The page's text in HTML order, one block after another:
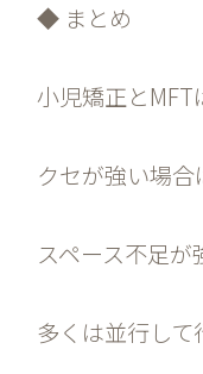
◆ まとめ
小児矯正とMFT
クセが強い場合
スペース不足
多くは並行して